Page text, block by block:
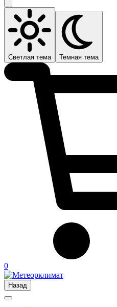
Светлая тема Темная тема
0
Назад